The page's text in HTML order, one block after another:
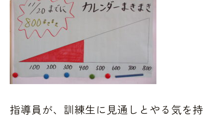
指導員が、訓練生に見通しとやる気を持